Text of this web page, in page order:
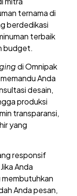
ternama di
berdedikasi
terbaik
budget.
di Omnipak
Anda
desain,
produksi
transparansi,
yang
responsif
Anda
membutuhkan
Anda pesan,